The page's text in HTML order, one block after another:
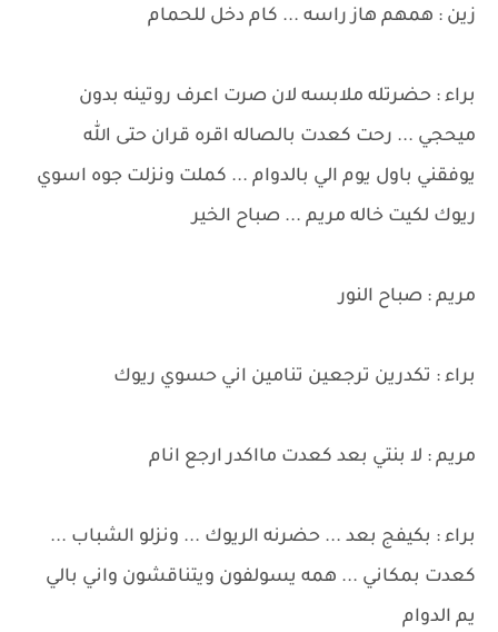
زين : همهم هاز راسه ... كام دخل للحمام
براء : حضرتله ملابسه لان صرت اعرف روتينه بدون
ميحجي ... رحت كعدت بالصاله اقره قران حتى الله
يوفقني باول يوم الي بالدوام ... كملت ونزلت جوه اسوي
ريوك لكيت خاله مريم ... صباح الخير
مريم : صباح النور
براء : تكدرين ترجعين تنامين اني حسوي ريوك
مريم : لا بنتي بعد كعدت مااكدر ارجع انام
براء : بكيفج بعد ... حضرنه الريوك ... ونزلو الشباب ...
كعدت بمكاني ... همه يسولفون ويتناقشون واني بالي
يم الدوام